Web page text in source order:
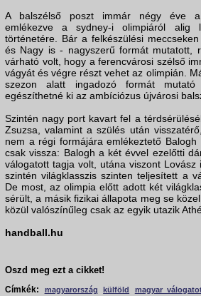
A balszélső poszt immár négy éve a
emlékezve a sydney-i olimpiáról alig
történetére. Bár a felkészülési
és Nagy is - nagyszerű formát mutatott,
várható volt, hogy a ferencvárosi szélső
vágyát és végre részt vehet az olimpián.
szezon alatt ingadozó formát
egészíthetné ki az ambíciózus újvárosi
Szintén nagy port kavart fel a
Zsuzsa, valamint a szülés után
nem a régi formájára emlékeztető Balogh
csak vissza: Balogh a két évvel ezelőtti
válogatott tagja volt, utána viszont Lovász
szintén világklasszis szinten teljesített a
De most, az olimpia előtt adott két
sérült, a másik fizikai állapota meg se
közül valószínűleg csak az egyik utazik
handball.hu
Oszd meg ezt a cikket!
Címkék:
magyarország külföld magyar